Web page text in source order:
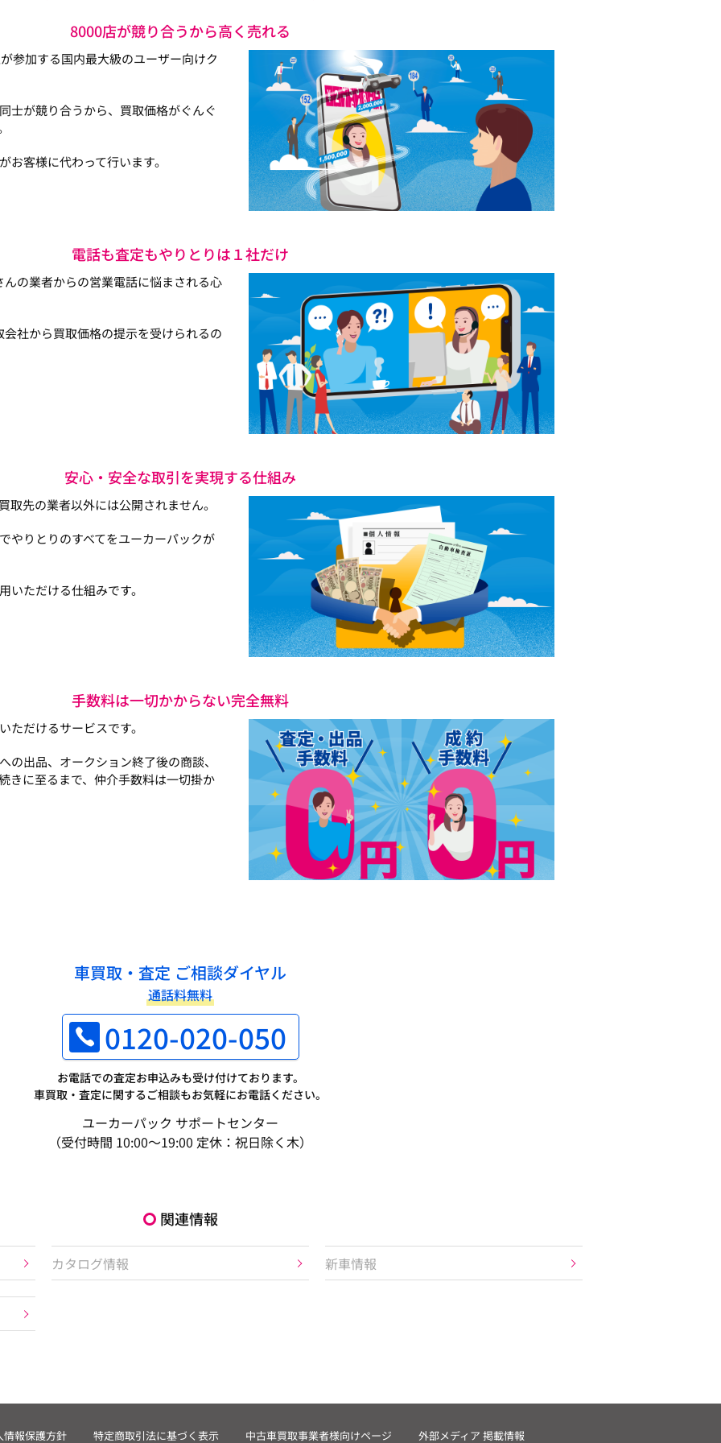
8000店が競り合うから高く売れる
参加する国内最大級のユーザー向けク
士が競り合うから、買取価格がぐんぐ
客様に代わって行います。
電話も査定もやりとりは１社だけ
の業者からの営業電話に悩まされる心
社から買取価格の提示を受けられるの
安心・安全な取引を実現する仕組み
先の業者以外には公開されません。
やりとりのすべてをユーカーパックが
いただける仕組みです。
手数料は一切かからない完全無料
ただけるサービスです。
出品、オークション終了後の商談、
きに至るまで、仲介手数料は一切掛か
車買取・査定 ご相談ダイヤル
通話料無料
0120-020-050
お電話での査定お申込みも受け付けております。
車買取・査定に関するご相談もお気軽にお電話ください。
ユーカーパック サポートセンター
（受付時間 10:00～19:00 定休：祝日除く木）
関連情報
カタログ情報 新車情報
情報保護方針 特定商取引法に基づく表示 中古車買取事業者様向けページ 外部メディア 掲載情報